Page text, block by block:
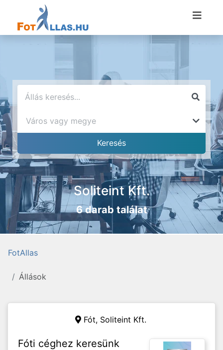
Soliteint Kft.
6 darab találat
FotAllas
Állások
Fót, Soliteint Kft.
Fóti céghez keresünk